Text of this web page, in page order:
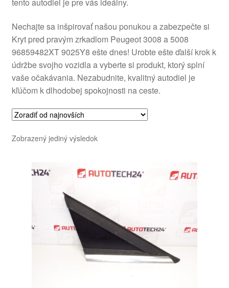
Reklamačný poriadok
Nechajte sa inšpirovať našou ponukou a zabezpečte si
Kryt pred pravým zrkadlom Peugeot 3008 a 5008
96859482XT 9025Y8 ešte dnes! Urobte ešte ďalší krok k
údržbe svojho vozidla a vyberte si produkt, ktorý splní
vaše očakávania. Nezabudnite, kvalitný autodiel je
kľúčom k dlhodobej spokojnosti na ceste.
Zobrazený jediný výsledok